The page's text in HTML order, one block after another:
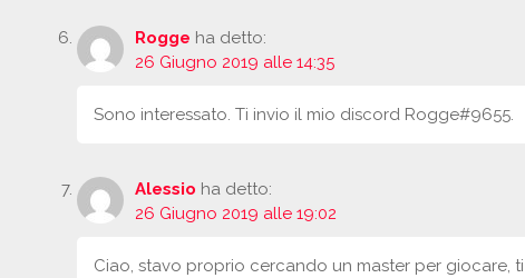
Rogge ha detto:
26 Giugno 2019 alle 14:35
Sono interessato. Ti invio il mio discord Rogge#9655.
Alessio ha detto:
26 Giugno 2019 alle 19:02
Ciao, stavo proprio cercando un master per giocare,